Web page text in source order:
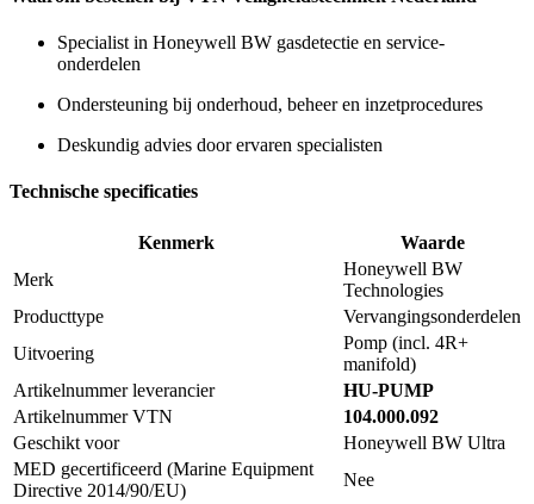
Specialist in Honeywell BW gasdetectie en service-
onderdelen
Ondersteuning bij onderhoud, beheer en inzetprocedures
Deskundig advies door ervaren specialisten
Technische specificaties
Kenmerk
Waarde
Merk
Honeywell BW
Technologies
Producttype
Vervangingsonderdelen
Uitvoering
Pomp (incl. 4R+
manifold)
Artikelnummer leverancier
HU-PUMP
Artikelnummer VTN
104.000.092
Geschikt voor
Honeywell BW Ultra
MED gecertificeerd (Marine Equipment
Directive 2014/90/EU)
Nee